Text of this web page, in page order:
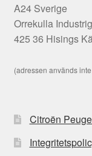
A24 Sverige
Orrekulla
425 36 Hisings
(adressen används
Citroën